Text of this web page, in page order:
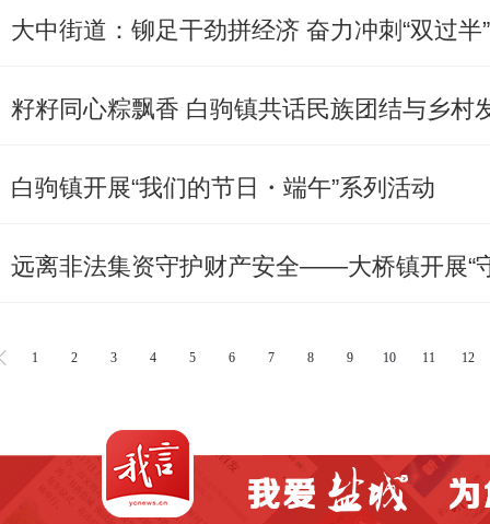
大中街道：铆足干劲拼经济 奋力冲刺“双过半”
籽籽同心粽飘香 白驹镇共话民族团结与乡村
白驹镇开展“我们的节日・端午”系列活动
1 2 3 4 5 6 7 8 9 10 11 12